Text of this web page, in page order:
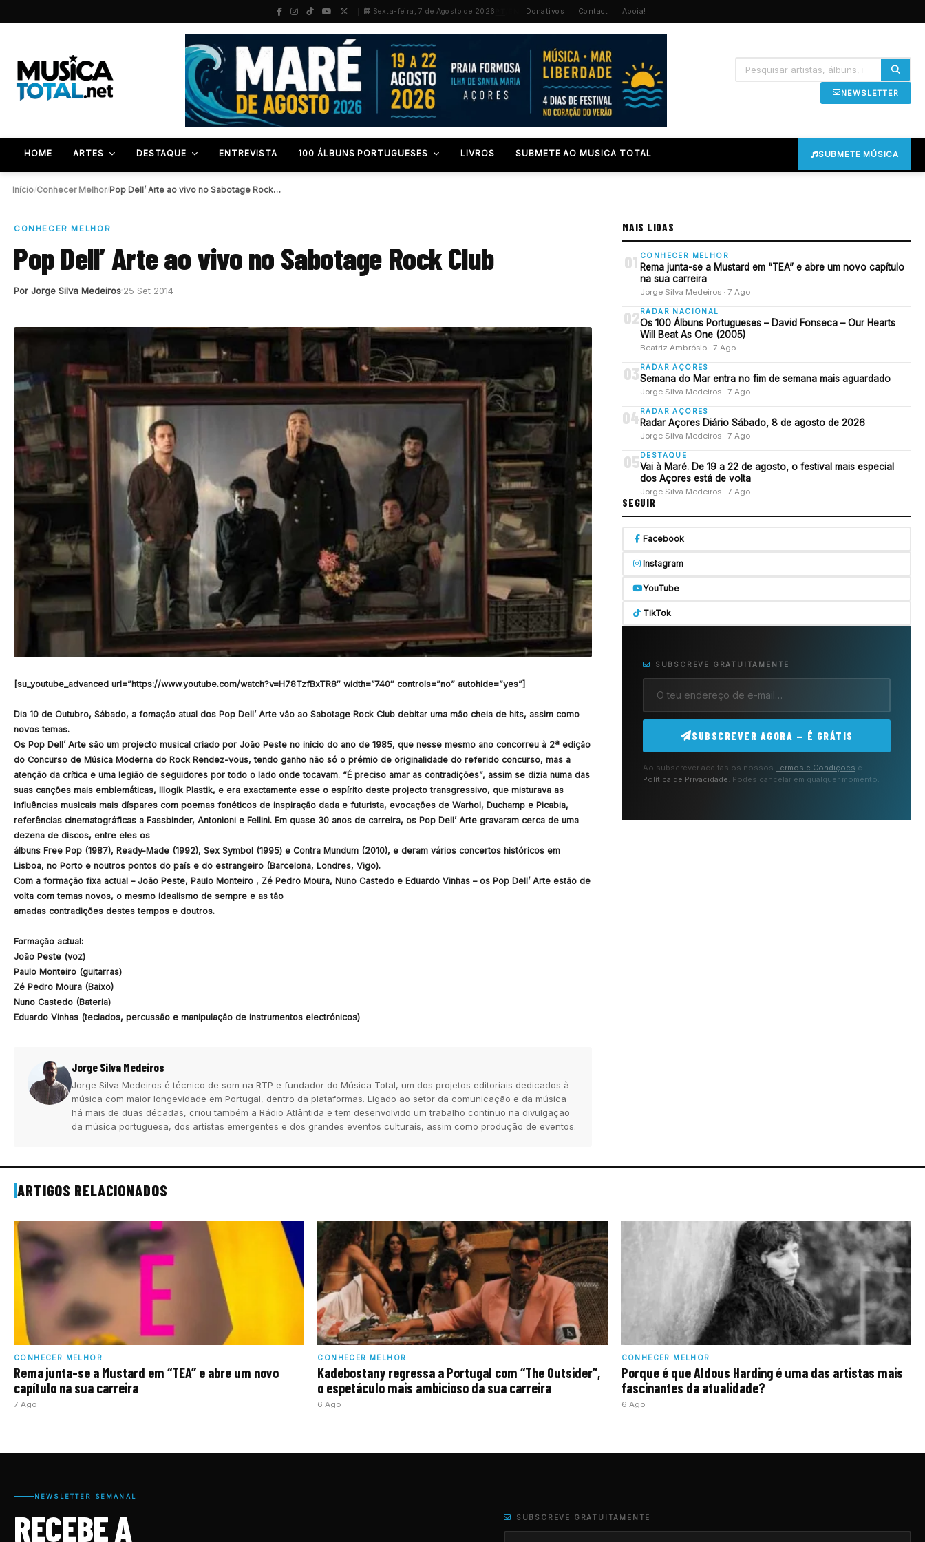
Sexta-feira, 7 de Agosto de 2026 Donativos Contact Apoia!
NEWSLETTER
HOME ARTES DESTAQUE ENTREVISTA 100 ÁLBUNS PORTUGUESES LIVROS SUBMETE AO MUSICA TOTAL SUBMETE MÚSICA
Início Conhecer Melhor/ Pop Dell’ Arte ao vivo no Sabotage Rock…
CONHECER MELHOR
Pop Dell’ Arte ao vivo no Sabotage Rock Club
Por Jorge Silva Medeiros 25 Set 2014
[su_youtube_advanced url=”https://www.youtube.com/watch?v=H78TzfBxTR8″ width=”740″ controls=”no” autohide=”yes”]
Dia 10 de Outubro, Sábado, a fomação atual dos Pop Dell’ Arte vão ao Sabotage Rock Club debitar uma mão cheia de hits, assim como
novos temas.
Os Pop Dell’ Arte são um projecto musical criado por João Peste no início do ano de 1985, que nesse mesmo ano concorreu à 2ª edição
do Concurso de Música Moderna do Rock Rendez-vous, tendo ganho não só o prémio de originalidade do referido concurso, mas a
atenção da crítica e uma legião de seguidores por todo o lado onde tocavam. “É preciso amar as contradições”, assim se dizia numa das
suas canções mais emblemáticas, Illogik Plastik, e era exactamente esse o espírito deste projecto transgressivo, que misturava as
influências musicais mais díspares com poemas fonéticos de inspiração dada e futurista, evocações de Warhol, Duchamp e Picabia,
referências cinematográficas a Fassbinder, Antonioni e Fellini. Em quase 30 anos de carreira, os Pop Dell’ Arte gravaram cerca de uma
dezena de discos, entre eles os
álbuns Free Pop (1987), Ready-Made (1992), Sex Symbol (1995) e Contra Mundum (2010), e deram vários concertos históricos em
Lisboa, no Porto e noutros pontos do país e do estrangeiro (Barcelona, Londres, Vigo).
Com a formação fixa actual – João Peste, Paulo Monteiro , Zé Pedro Moura, Nuno Castedo e Eduardo Vinhas – os Pop Dell’ Arte estão de
volta com temas novos, o mesmo idealismo de sempre e as tão
amadas contradições destes tempos e doutros.
Formação actual:
João Peste (voz)
Paulo Monteiro (guitarras)
Zé Pedro Moura (Baixo)
Nuno Castedo (Bateria)
Eduardo Vinhas (teclados, percussão e manipulação de instrumentos electrónicos)
Jorge Silva Medeiros
Jorge Silva Medeiros é técnico de som na RTP e fundador do Música Total, um dos projetos editoriais dedicados à
música com maior longevidade em Portugal, dentro da plataformas. Ligado ao setor da comunicação e da música
há mais de duas décadas, criou também a Rádio Atlântida e tem desenvolvido um trabalho contínuo na divulgação
da música portuguesa, dos artistas emergentes e dos grandes eventos culturais, assim como produção de eventos.
MAIS LIDAS
01 CONHECER MELHOR
Rema junta-se a Mustard em “TEA” e abre um novo capítulo
na sua carreira
Jorge Silva Medeiros · 7 Ago
02 RADAR NACIONAL
Os 100 Álbuns Portugueses – David Fonseca – Our Hearts
Will Beat As One (2005)
Beatriz Ambrósio · 7 Ago
03 RADAR AÇORES
Semana do Mar entra no fim de semana mais aguardado
Jorge Silva Medeiros · 7 Ago
04RADAR AÇORES
Radar Açores Diário Sábado, 8 de agosto de 2026
Jorge Silva Medeiros · 7 Ago
05 DESTAQUE
Vai à Maré. De 19 a 22 de agosto, o festival mais especial
dos Açores está de volta
Jorge Silva Medeiros · 7 Ago
SEGUIR
Facebook
Instagram
YouTube
TikTok
SUBSCREVE GRATUITAMENTE
SUBSCREVER AGORA — É GRÁTIS
Ao subscrever aceitas os nossos Termos e Condições e
Política de Privacidade . Podes cancelar em qualquer momento.
ARTIGOS RELACIONADOS
CONHECER MELHOR
Rema junta-se a Mustard em “TEA” e abre um novo
capítulo na sua carreira
7 Ago
CONHECER MELHOR
Kadebostany regressa a Portugal com “The Outsider”,
o espetáculo mais ambicioso da sua carreira
6 Ago
CONHECER MELHOR
Porque é que Aldous Harding é uma das artistas mais
fascinantes da atualidade?
6 Ago
NEWSLETTER SEMANAL
RECEBE A SUBSCREVE GRATUITAMENTE